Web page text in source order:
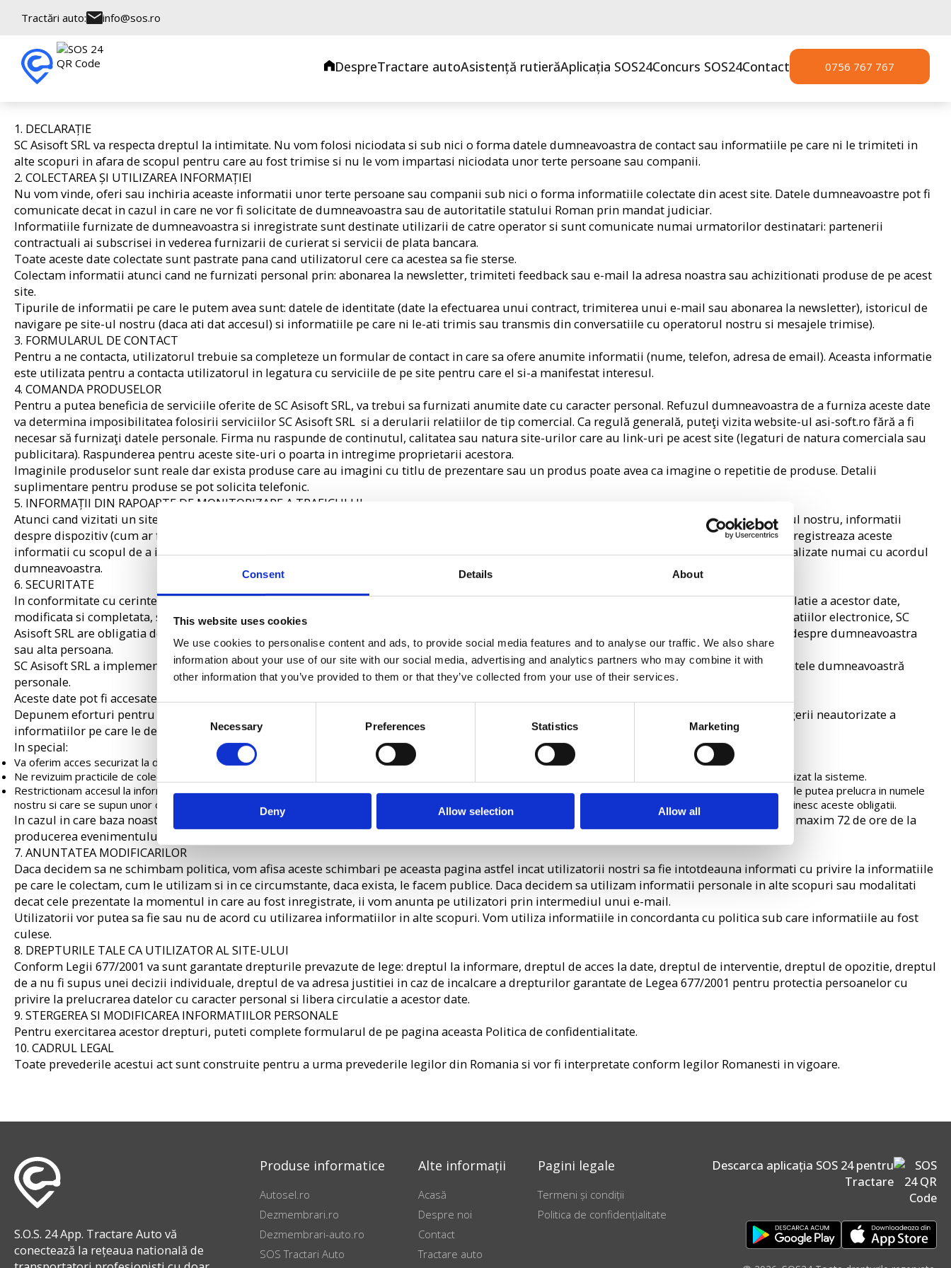
Consent Details About
This website uses cookies
We use cookies to personalise content and ads, to provide social media features and to analyse our traffic. We also share
information about your use of our site with our social media, advertising and analytics partners who may combine it with
other information that you’ve provided to them or that they’ve collected from your use of their services.
Necessary Preferences Statistics Marketing
Deny Allow selection Allow all
Tractări auto: info@sos.ro
DespreTractare autoAsistență rutierăAplicația SOS24Concurs SOS24Contact 0756 767 767
1. DECLARAȚIE
SC Asisoft SRL va respecta dreptul la intimitate. Nu vom folosi niciodata si sub nici o forma datele dumneavoastra de contact sau informatiile pe care ni le trimiteti in
alte scopuri in afara de scopul pentru care au fost trimise si nu le vom impartasi niciodata unor terte persoane sau companii.
2. COLECTAREA ȘI UTILIZAREA INFORMAȚIEI
Nu vom vinde, oferi sau inchiria aceaste informatii unor terte persoane sau companii sub nici o forma informatiile colectate din acest site. Datele dumneavoastre pot fi
comunicate decat in cazul in care ne vor fi solicitate de dumneavoastra sau de autoritatile statului Roman prin mandat judiciar.
Informatiile furnizate de dumneavoastra si inregistrate sunt destinate utilizarii de catre operator si sunt comunicate numai urmatorilor destinatari: partenerii
contractuali ai subscrisei in vederea furnizarii de curierat si servicii de plata bancara.
Toate aceste date colectate sunt pastrate pana cand utilizatorul cere ca acestea sa fie sterse.
Colectam informatii atunci cand ne furnizati personal prin: abonarea la newsletter, trimiteti feedback sau e-mail la adresa noastra sau achizitionati produse de pe acest
site.
Tipurile de informatii pe care le putem avea sunt: datele de identitate (date la efectuarea unui contract, trimiterea unui e-mail sau abonarea la newsletter), istoricul de
navigare pe site-ul nostru (daca ati dat accesul) si informatiile pe care ni le-ati trimis sau transmis din conversatiile cu operatorul nostru si mesajele trimise).
3. FORMULARUL DE CONTACT
Pentru a ne contacta, utilizatorul trebuie sa completeze un formular de contact in care sa ofere anumite informatii (nume, telefon, adresa de email). Aceasta informatie
este utilizata pentru a contacta utilizatorul in legatura cu serviciile de pe site pentru care el si-a manifestat interesul.
4. COMANDA PRODUSELOR
Pentru a putea beneficia de serviciile oferite de SC Asisoft SRL, va trebui sa furnizati anumite date cu caracter personal. Refuzul dumneavoastra de a furniza aceste date
va determina imposibilitatea folosirii serviciilor SC Asisoft SRL si a derularii relatiilor de tip comercial. Ca regulă generală, puteţi vizita website-ul asi-soft.ro fără a fi
necesar să furnizaţi datele personale. Firma nu raspunde de continutul, calitatea sau natura site-urilor care au link-uri pe acest site (legaturi de natura comerciala sau
publicitara). Raspunderea pentru aceste site-uri o poarta in intregime proprietarii acestora.
Imaginile produselor sunt reale dar exista produse care au imagini cu titlu de prezentare sau un produs poate avea ca imagine o repetitie de produse. Detalii
suplimentare pentru produse se pot solicita telefonic.
5. INFORMAȚII DIN RAPOARTE DE MONITORIZARE A TRAFICULUI
Atunci cand vizitati un site web dezvaluiti anumite informatii despre dvs. precum adresa dvs. IP, ora vizitei dvs., locul de unde ati intrat in site-ul nostru, informatii
despre dispozitiv (cum ar fi modelul de hardware, versiunea sistemului de operare, browserul folosit etc). SC Asisoft SRL, ca si alti operatori, inregistreaza aceste
informatii cu scopul de a imbunatatii experienta utilizatorilor si calitatea serviciilor oferite. Aceste date conform noii legi in vigoare o sa fie analizate numai cu acordul
dumneavoastra.
6. SECURITATE
In conformitate cu cerintele legii nr. 677/2001 pentru protectia persoanelor cu privire la prelucrarea datelor cu caracter personal si libera circulatie a acestor date,
modificata si completata, si ale legii nr. 506/2004 privind prelucrarea datelor cu caracter personal si protectia vietii private in sectorul comunicatiilor electronice, SC
Asisoft SRL are obligatia de a administra in conditii de siguranta si numai pentru scopurile specificate, datele personale pe care ni le furnizati despre dumneavoastra
sau alta persoana.
SC Asisoft SRL a implementat măsuri fizice, electronice şi administrative de protecţie în conformitate cu reglementările menite să protejeze datele dumneavoastră
personale.
Aceste date pot fi accesate doar de către un număr restrâns de persoane autorizate conform punctului 2. al Politicii de confidentialitate.
Depunem eforturi pentru a proteja SC Asisoft SRL si utilizatorii nostri impotriva accesului neautorizat sau a modificarii, dezvaluirii ori distrugerii neautorizate a
informatiilor pe care le detinem.
In special:
Va oferim acces securizat la datele personale
Ne revizuim practicile de colectare, stocare si prelucrare a informatiilor, inclusiv masurile de securitate fizice, pentru a oferi protectie impotriva accesului neautorizat la sisteme.
Restrictionam accesul la informatiile cu caracter personal, oferindu-l numai persoanelor autorizate care sunt indreptatite sa afle respectivele informatii pentru a le putea prelucra in numele
nostru si care se supun unor obligatii contractuale stricte de confidentialitate si pot fi trasi la raspundere sau carora li se poate desface contractul daca nu indeplinesc aceste obligatii.
In cazul in care baza noastra de date a fost afectata in vreun fel ne asumam responsabilitatea de a va anunta si a anunta si autoritatile GDPR in maxim 72 de ore de la
producerea evenimentului.
7. ANUNTATEA MODIFICARILOR
Daca decidem sa ne schimbam politica, vom afisa aceste schimbari pe aceasta pagina astfel incat utilizatorii nostri sa fie intotdeauna informati cu privire la informatiile
pe care le colectam, cum le utilizam si in ce circumstante, daca exista, le facem publice. Daca decidem sa utilizam informatii personale in alte scopuri sau modalitati
decat cele prezentate la momentul in care au fost inregistrate, ii vom anunta pe utilizatori prin intermediul unui e-mail.
Utilizatorii vor putea sa fie sau nu de acord cu utilizarea informatiilor in alte scopuri. Vom utiliza informatiile in concordanta cu politica sub care informatiile au fost
culese.
8. DREPTURILE TALE CA UTILIZATOR AL SITE-ULUI
Conform Legii 677/2001 va sunt garantate drepturile prevazute de lege: dreptul la informare, dreptul de acces la date, dreptul de interventie, dreptul de opozitie, dreptul
de a nu fi supus unei decizii individuale, dreptul de va adresa justitiei in caz de incalcare a drepturilor garantate de Legea 677/2001 pentru protectia persoanelor cu
privire la prelucrarea datelor cu caracter personal si libera circulatie a acestor date.
9. STERGEREA SI MODIFICAREA INFORMATIILOR PERSONALE
Pentru exercitarea acestor drepturi, puteti complete formularul de pe pagina aceasta Politica de confidentialitate.
10. CADRUL LEGAL
Toate prevederile acestui act sunt construite pentru a urma prevederile legilor din Romania si vor fi interpretate conform legilor Romanesti in vigoare.
S.O.S. 24 App. Tractare Auto vă
conectează la rețeaua natională de
Produse informatice
Autosel.ro
Dezmembrari.ro
Dezmembrari-auto.ro
SOS Tractari Auto
Alte informații
Acasă
Despre noi
Contact
Tractare auto
Pagini legale
Termeni și condiții
Politica de confidențialitate
Descarca aplicația SOS 24 pentru
Tractare